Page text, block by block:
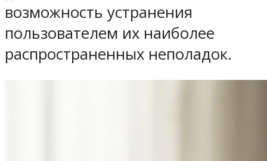
возможность устранения
пользователем их наиболее
распространенных неполадок.